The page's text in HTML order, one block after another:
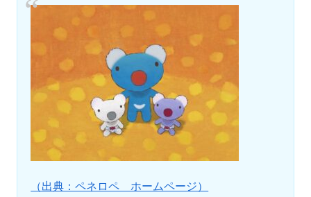
（出典：ペネロペ ホームページ）